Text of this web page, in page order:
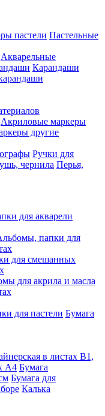
пастели Пастельные
Акварельные
Карандаши
Акриловые маркеры
другие
Ручки для
чернила Перья,
для акварели
папки для
для смешанных
для акрила и масла
для пастели Бумага
в листах В1,
А4 Бумага
Бумага для
Калька